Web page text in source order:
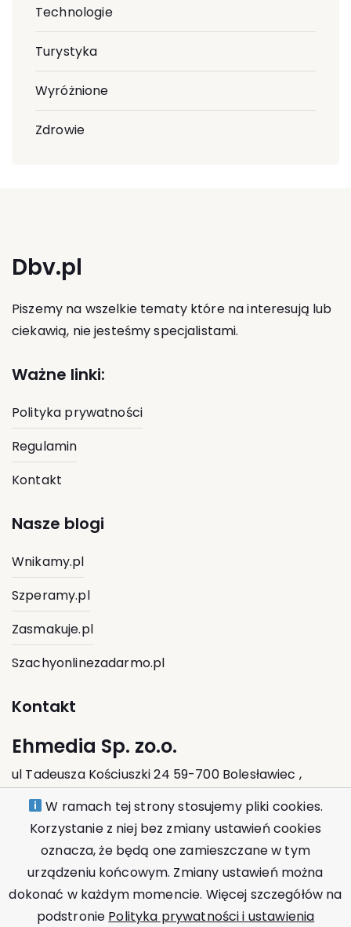
Technologie
Turystyka
Wyróżnione
Zdrowie
Dbv.pl
Piszemy na wszelkie tematy które na interesują lub
ciekawią, nie jesteśmy specjalistami.
Ważne linki:
Polityka prywatności
Regulamin
Kontakt
Nasze blogi
Wnikamy.pl
Szperamy.pl
Zasmakuje.pl
Szachyonlinezadarmo.pl
Kontakt
Ehmedia Sp. zo.o.
ul Tadeusza Kościuszki 24 59-700 Bolesławiec ,
Polska
kontakt@ehmedia.pl
W ramach tej strony stosujemy pliki cookies.
Korzystanie z niej bez zmiany ustawień cookies
oznacza, że będą one zamieszczane w tym
urządzeniu końcowym. Zmiany ustawień można
dokonać w każdym momencie. Więcej szczegółów na
podstronie Polityka prywatności i ustawienia